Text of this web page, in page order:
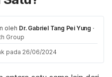
oleh Dr. Gabriel Tang Pei Yung ·
Group
pada 26/06/2024